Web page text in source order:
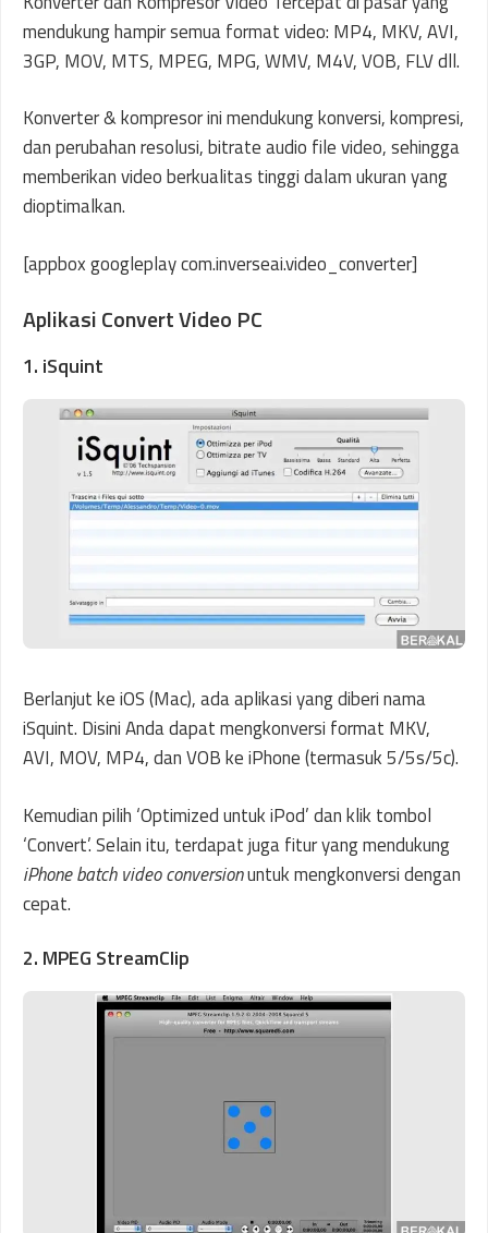
mendukung hampir semua format video: MP4, MKV, AVI,
3GP, MOV, MTS, MPEG, MPG, WMV, M4V, VOB, FLV dll.
Konverter & kompresor ini mendukung konversi, kompresi,
dan perubahan resolusi, bitrate audio file video, sehingga
memberikan video berkualitas tinggi dalam ukuran yang
dioptimalkan.
[appbox googleplay com.inverseai.video_converter]
Aplikasi Convert Video PC
1. iSquint
Berlanjut ke iOS (Mac), ada aplikasi yang diberi nama
iSquint. Disini Anda dapat mengkonversi format MKV,
AVI, MOV, MP4, dan VOB ke iPhone (termasuk 5/5s/5c).
Kemudian pilih ‘Optimized untuk iPod’ dan klik tombol
‘Convert’. Selain itu, terdapat juga fitur yang mendukung
iPhone batch video conversionuntuk mengkonversi dengan
cepat.
2. MPEG StreamClip